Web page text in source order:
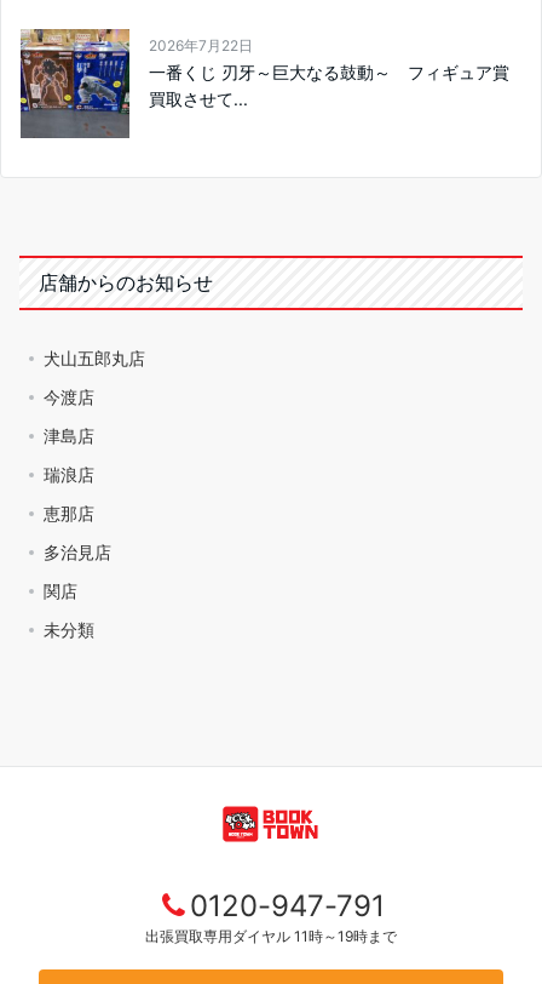
2026年7月22日
一番くじ 刃牙～巨大なる鼓動～ フィギュア賞
買取させて...
店舗からのお知らせ
犬山五郎丸店
今渡店
津島店
瑞浪店
恵那店
多治見店
関店
未分類
0120-947-791
出張買取専用ダイヤル 11時～19時まで